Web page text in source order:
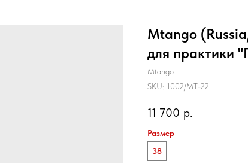
Mtango
для практики
Mtango
SKU: 1002/MT-22
11 700 р.
Размер
38